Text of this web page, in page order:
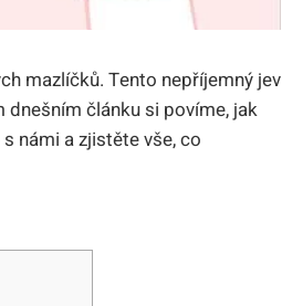
mazlíčků. Tento nepříjemný jev
dnešním článku si povíme, jak
námi a zjistěte vše, co